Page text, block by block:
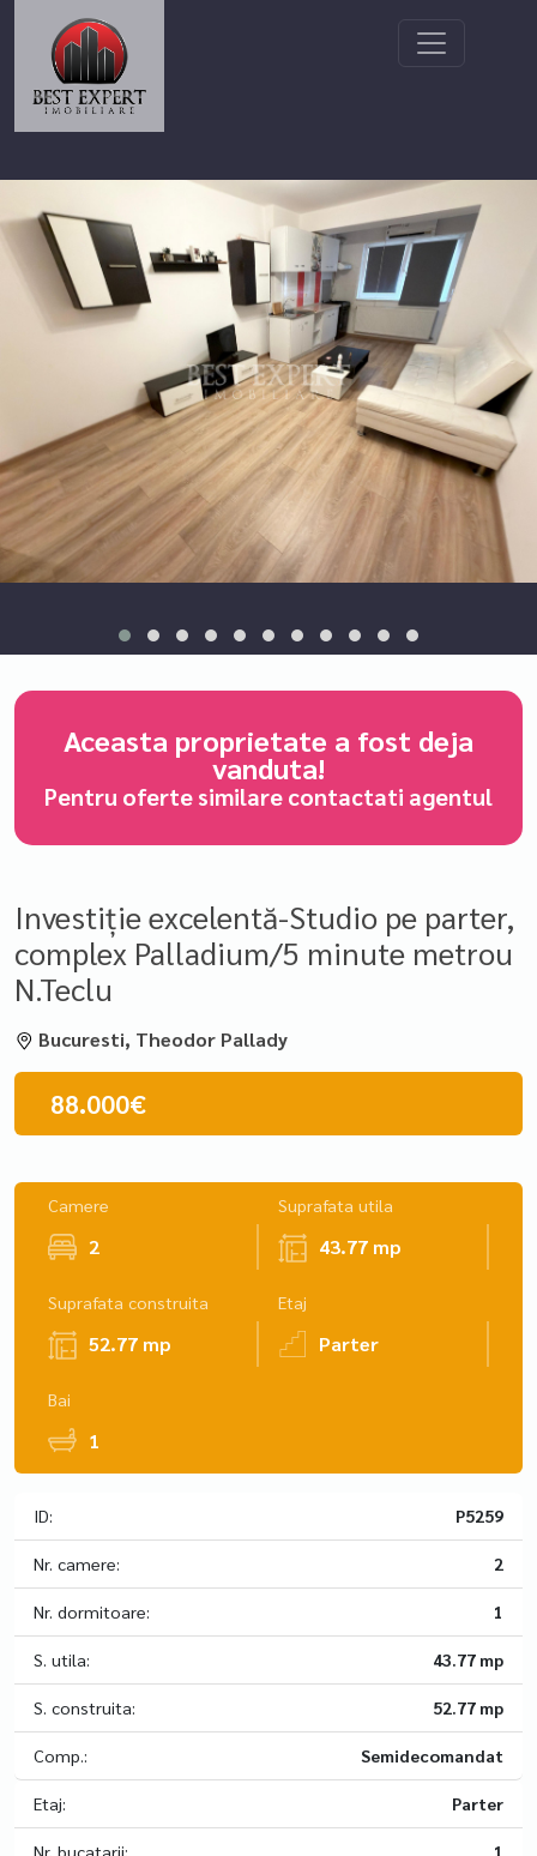
Aceasta proprietate a fost deja
vanduta!
Pentru oferte similare contactati agentul
Investiție excelentă-Studio pe parter,
complex Palladium/5 minute metrou
N.Teclu
Bucuresti, Theodor Pallady
88.000€
Camere
2
Suprafata utila
43.77 mp
Suprafata construita
52.77 mp
Etaj
Parter
Bai
1
ID: P5259
Nr. camere: 2
Nr. dormitoare: 1
S. utila: 43.77 mp
S. construita: 52.77 mp
Comp.: Semidecomandat
Etaj: Parter
Nr. bucatarii: 1